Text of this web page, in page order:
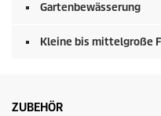
Gartenbewässerung
Kleine bis mittelgroße
ZUBEHÖR